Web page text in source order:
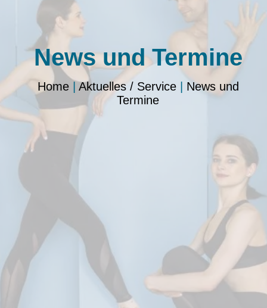
News und Termine
Home| Aktuelles / Service| News und
Termine